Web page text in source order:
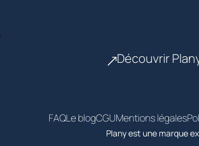
Découvrir
Plany est une marque
FAQLe blogCGUMentions légales